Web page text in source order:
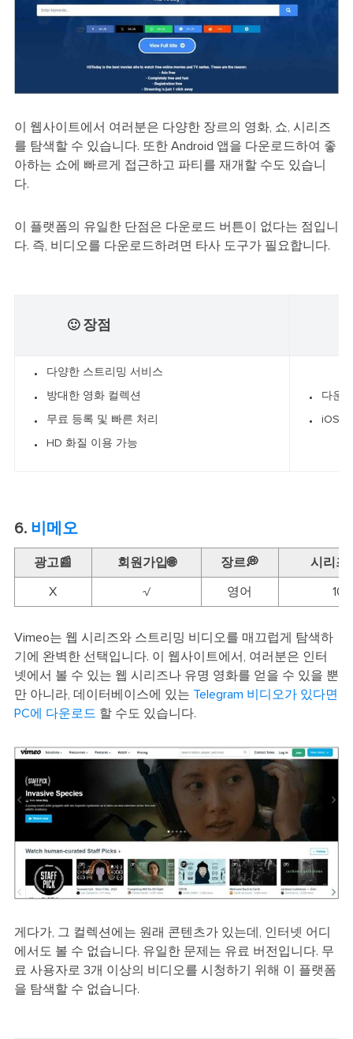
이 웹사이트에서 여러분은 다양한 장르의 영화, 쇼, 시리즈
를 탐색할 수 있습니다. 또한 Android 앱을 다운로드하여 좋
아하는 쇼에 빠르게 접근하고 파티를 재개할 수도 있습니
다.
이 플랫폼의 유일한 단점은 다운로드 버튼이 없다는 점입니
다. 즉, 비디오를 다운로드하려면 타사 도구가 필요합니다.
🙂 장점
다양한 스트리밍 서비스
방대한 영화 컬렉션
무료 등록 및 빠른 처리
HD 화질 이용 가능
다운
iOS
6. 비메오
광고📰 회원가입🌐 장르💭 시리즈
X √ 영어
Vimeo는 웹 시리즈와 스트리밍 비디오를 매끄럽게 탐색하
기에 완벽한 선택입니다. 이 웹사이트에서, 여러분은 인터
넷에서 볼 수 있는 웹 시리즈나 유명 영화를 얻을 수 있을 뿐
만 아니라, 데이터베이스에 있는 Telegram 비디오가 있다면
PC에 다운로드 할 수도 있습니다.
게다가, 그 컬렉션에는 원래 콘텐츠가 있는데, 인터넷 어디
에서도 볼 수 없습니다. 유일한 문제는 유료 버전입니다. 무
료 사용자로 3개 이상의 비디오를 시청하기 위해 이 플랫폼
을 탐색할 수 없습니다.